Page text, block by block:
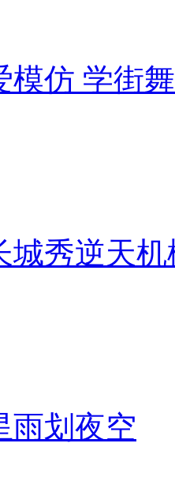
模仿 学街
城秀逆天机
雨划夜空